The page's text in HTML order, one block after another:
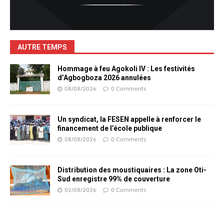
AUTRE TEMPS
Hommage à feu Agokoli IV : Les festivités
d’Agbogboza 2026 annulées
08/08/2026 0 Comments
Un syndicat, la FESEN appelle à renforcer le
financement de l’école publique
08/08/2026 0 Comments
Distribution des moustiquaires : La zone Oti-
Sud enregistre 99% de couverture
02/08/2026 0 Comments